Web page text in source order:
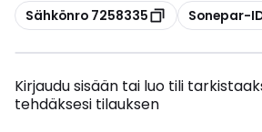
Kopioi
Sähkönro 7258335 Kopioi
Sonepar-
Kirjaudu sisään tai luo tili
tehdäksesi tilauksen